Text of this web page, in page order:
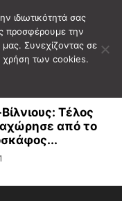
Τέλος
από το
ιδιωτικότητά σας
προσφέρουμε την
μας. Συνεχίζοντας σε
χρήση των cookies.